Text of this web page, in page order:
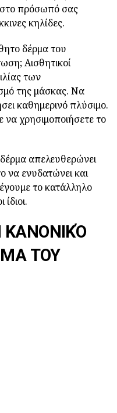
στο πρόσωπό σας
κηλίδες.
δέρμα του
Αισθητικοί
των
της μάσκας. Να
καθημερινό πλύσιμο.
να χρησιμοποιήσετε το
απελευθερώνει
να ενυδατώνει και
το κατάλληλο
ΤΟΥ